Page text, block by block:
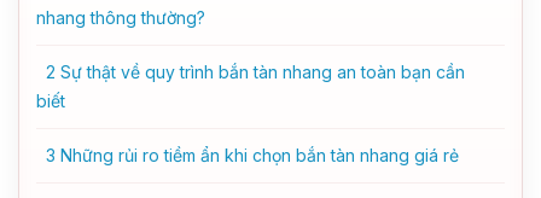
nhang thông thường?
2 Sự thật về quy trình bắn tàn nhang an toàn bạn cần
biết
3 Những rủi ro tiềm ẩn khi chọn bắn tàn nhang giá rẻ